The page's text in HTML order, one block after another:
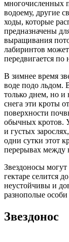
многочисленных
водоему, другие
ходы, которые
предназначены
выращивания
лабиринтов
передвигается по
В зимнее время
воде подо льдом.
только днем, но и
снега эти кроты
поверхности
обычных кротов.
и густых
одни сутки этот
перерывах между
Звездоносы
гектаре селится
неустойчивы и
разнополые
Звездонос